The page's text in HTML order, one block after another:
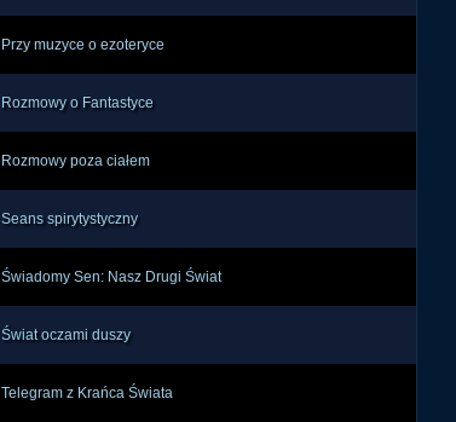
Przy muzyce o ezoteryce
Rozmowy o Fantastyce
Rozmowy poza ciałem
Seans spirytystyczny
Świadomy Sen: Nasz Drugi Świat
Świat oczami duszy
Telegram z Krańca Świata